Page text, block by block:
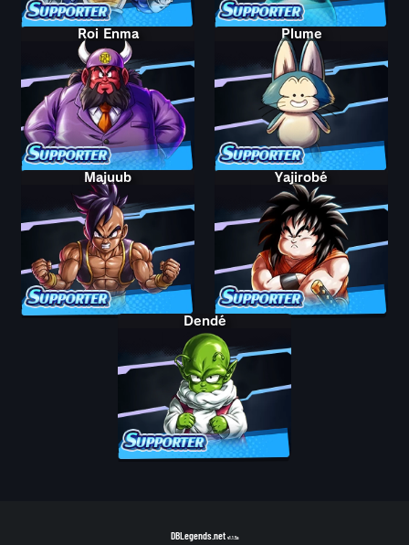
Roi Enma Plume
Majuub Yajirobé
Dendé
DBLegends.net v1.1.5a